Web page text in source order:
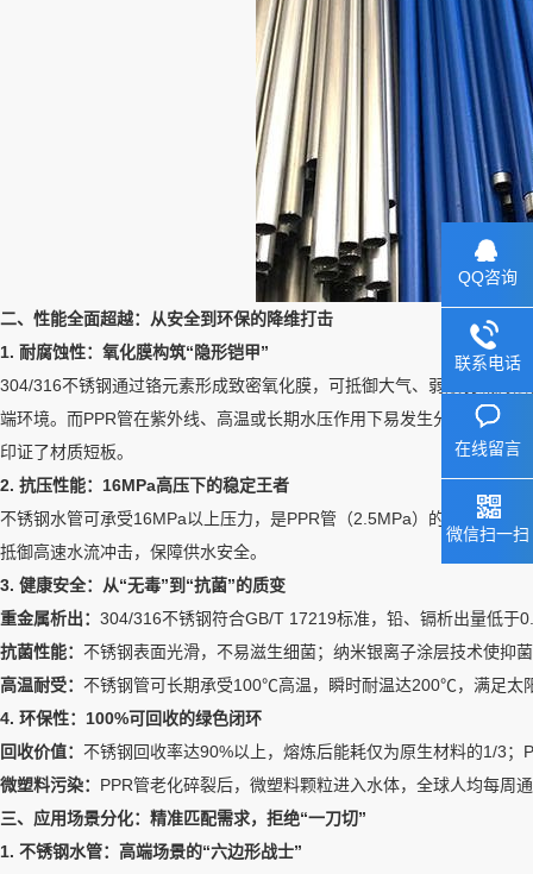
二、性能全面超越：从安全到环保的降维打击
1. 耐腐蚀性：氧化膜构筑“隐形铠甲”
304/316不锈钢通过铬元素形成致密氧化膜，可抵御大气、弱酸弱碱腐
端环境。而PPR管在紫外线、高温或长期水压作用下易发生分子链断裂
印证了材质短板。
2. 抗压性能：16MPa高压下的稳定王者
不锈钢水管可承受16MPa以上压力，是PPR管（2.5MPa）的6倍。高
抵御高速水流冲击，保障供水安全。
3. 健康安全：从“无毒”到“抗菌”的质变
重金属析出： 304/316不锈钢符合GB/T 17219标准，铅、镉析出量低于
抗菌性能： 不锈钢表面光滑，不易滋生细菌；纳米银离子涂层技术使抑
高温耐受： 不锈钢管可长期承受100℃高温，瞬时耐温达200℃，满足太
4. 环保性：100%可回收的绿色闭环
回收价值： 不锈钢回收率达90%以上，熔炼后能耗仅为原生材料的1/3
微塑料污染： PPR管老化碎裂后，微塑料颗粒进入水体，全球人均每周
三、应用场景分化：精准匹配需求，拒绝“一刀切”
1. 不锈钢水管：高端场景的“六边形战士”
QQ咨询
联系电话
在线留言
微信扫一扫